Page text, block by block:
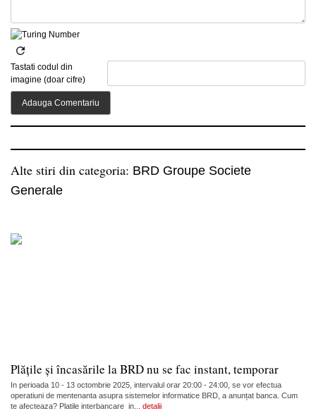
Tastati codul din
imagine (doar cifre)
Alte stiri din categoria: BRD Groupe Societe
Generale
Plățile și încasările la BRD nu se fac instant, temporar
In perioada 10 - 13 octombrie 2025, intervalul orar 20:00 - 24:00, se vor efectua
operatiuni de mentenanta asupra sistemelor informatice BRD, a anunțat banca. Cum
te afecteaza? Platile interbancare in... detalii